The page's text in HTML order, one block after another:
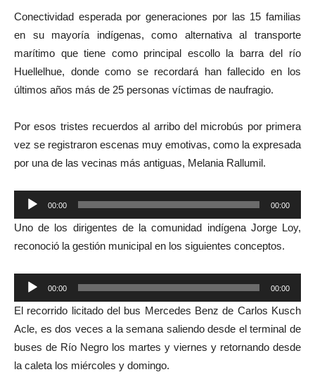
Conectividad esperada por generaciones por las 15 familias
en su mayoría indígenas, como alternativa al transporte
marítimo que tiene como principal escollo la barra del río
Huellelhue, donde como se recordará han fallecido en los
últimos años más de 25 personas víctimas de naufragio.
Por esos tristes recuerdos al arribo del microbús por primera
vez se registraron escenas muy emotivas, como la expresada
por una de las vecinas más antiguas, Melania Rallumil.
Reproductor
de
audio
00:00 00:00
Uno de los dirigentes de la comunidad indígena Jorge Loy,
reconoció la gestión municipal en los siguientes conceptos.
Reproductor
de
audio
00:00 00:00
El recorrido licitado del bus Mercedes Benz de Carlos Kusch
Acle, es dos veces a la semana saliendo desde el terminal de
buses de Río Negro los martes y viernes y retornando desde
la caleta los miércoles y domingo.